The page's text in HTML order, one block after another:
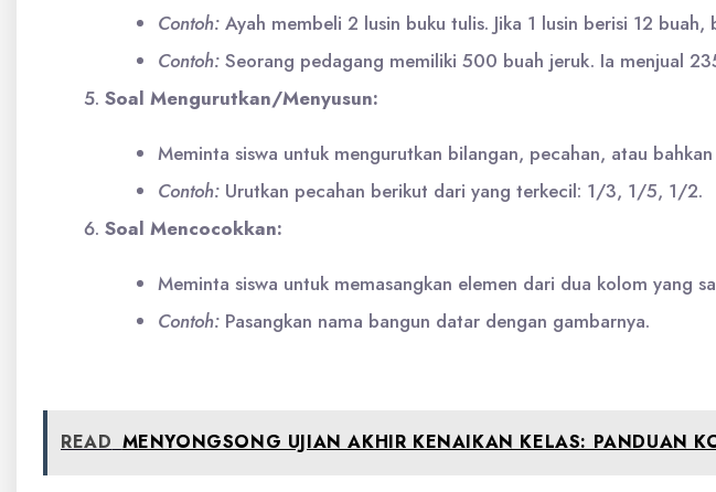
Contoh: Ayah membeli 2 lusin buku tulis. Jika 1 lusin berisi 12
Contoh: Seorang pedagang memiliki 500 buah jeruk. Ia menjual
Soal Mengurutkan/Menyusun:
Meminta siswa untuk mengurutkan bilangan, pecahan, atau
Contoh: Urutkan pecahan berikut dari yang terkecil: 1/3, 1/5, 1/2.
Soal Mencocokkan:
Meminta siswa untuk memasangkan elemen dari dua kolom yang
Contoh: Pasangkan nama bangun datar dengan gambarnya.
READ MENYONGSONG UJIAN AKHIR KENAIKAN KELAS: PANDUAN